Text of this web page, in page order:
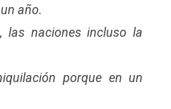
año.
las naciones incluso la
porque en un